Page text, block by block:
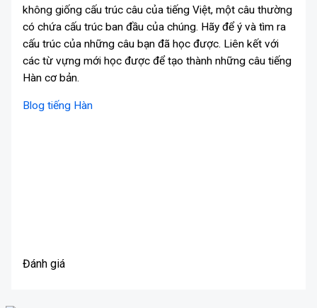
không giống cấu trúc câu của tiếng Việt, một câu thường
có chứa cấu trúc ban đầu của chúng. Hãy để ý và tìm ra
cấu trúc của những câu bạn đã học được. Liên kết với
các từ vựng mới học được để tạo thành những câu tiếng
Hàn cơ bản.
Blog tiếng Hàn
Đánh giá